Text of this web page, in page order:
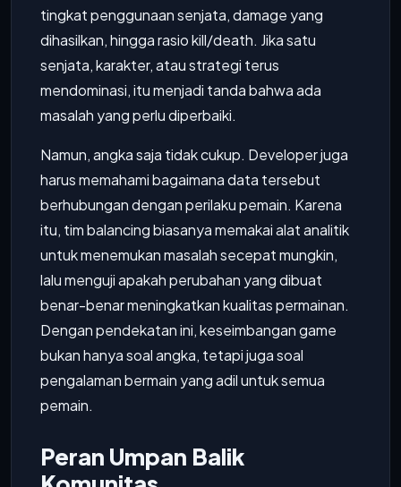
tingkat penggunaan senjata, damage yang
dihasilkan, hingga rasio kill/death. Jika satu
senjata, karakter, atau strategi terus
mendominasi, itu menjadi tanda bahwa ada
masalah yang perlu diperbaiki.
Namun, angka saja tidak cukup. Developer juga
harus memahami bagaimana data tersebut
berhubungan dengan perilaku pemain. Karena
itu, tim balancing biasanya memakai alat analitik
untuk menemukan masalah secepat mungkin,
lalu menguji apakah perubahan yang dibuat
benar-benar meningkatkan kualitas permainan.
Dengan pendekatan ini, keseimbangan game
bukan hanya soal angka, tetapi juga soal
pengalaman bermain yang adil untuk semua
pemain.
Peran Umpan Balik